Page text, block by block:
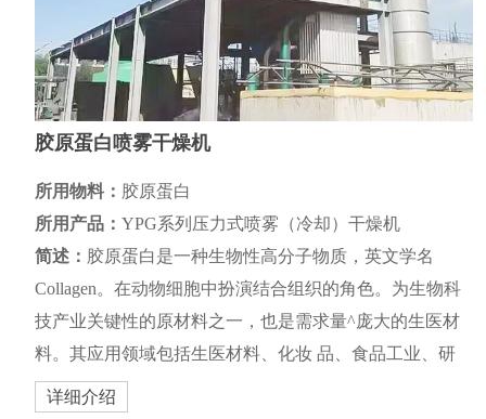
胶原蛋白喷雾干燥机
所用物料： 胶原蛋白
所用产品：YPG系列压力式喷雾（冷却）干燥机
简述： 胶原蛋白是一种生物性高分子物质，英文学名
Collagen。在动物细胞中扮演结合组织的角色。为生物科
技产业关键性的原材料之一，也是需求量^庞大的生医材
料。其应用领域包括生医材料、化妆 品、食品工业、研
究用途等。
详细介绍